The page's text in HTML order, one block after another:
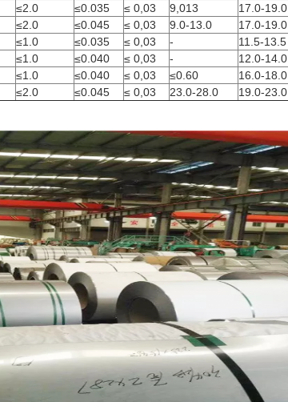
≤2.0 ≤0.035 ≤ 0,03 9,013 17.0-19.0
≤2.0 ≤0.045 ≤ 0,03 9.0-13.0
17.0-19.0
≤1.0 ≤0.035 ≤ 0,03 - 11.5-13.5
≤1.0 ≤0.040 ≤ 0,03 - 12.0-14.0
≤1.0 ≤0.040 ≤ 0,03 ≤0.60 16.0-18.0
≤2.0 ≤0.045 ≤ 0,03 23.0-28.0 19.0-23.0